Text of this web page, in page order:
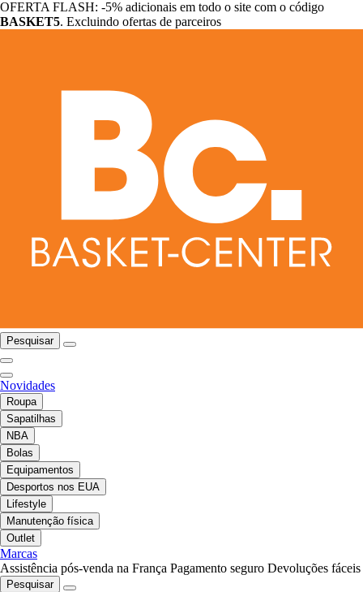
OFERTA FLASH: -5% adicionais em todo o site com o código
BASKET5. Excluindo ofertas de parceiros
Pesquisar
Novidades
Roupa
Sapatilhas
NBA
Bolas
Equipamentos
Desportos nos EUA
Lifestyle
Manutenção física
Outlet
Marcas
Assistência pós-venda na França Pagamento seguro Devoluções fáceis
Pesquisar